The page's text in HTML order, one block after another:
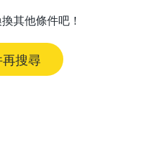
其他條件吧！
搜尋